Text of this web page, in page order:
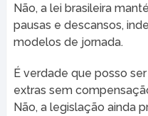
Não, a lei brasileira
pausas e descansos,
modelos de jornada.
É verdade que posso
extras sem
Não, a legislação ainda